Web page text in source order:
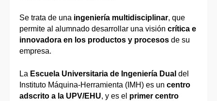
Se trata de una ingeniería multidisciplinar, que
permite al alumnado desarrollar una visión crítica e
innovadora en los productos y procesos de su
empresa.
La Escuela Universitaria de Ingeniería Dual del
Instituto Máquina-Herramienta (IMH) es un centro
adscrito a la UPV/EHU, y es el primer centro